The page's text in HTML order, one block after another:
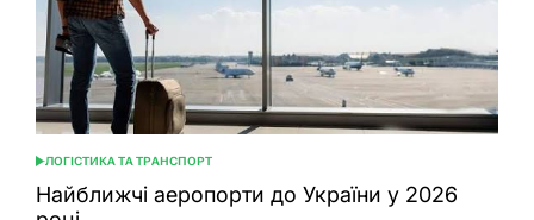
ОПУБЛІКУВАТИ
У
ЛОГІСТИКА ТА ТРАНСПОРТ
Найближчі аеропорти до України у 2026